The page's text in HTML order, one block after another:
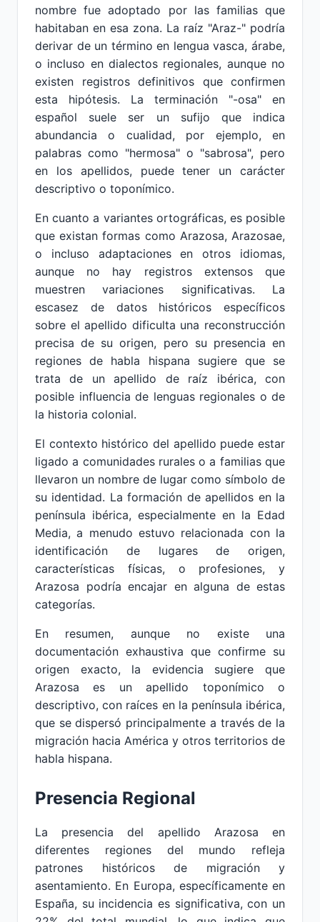
nombre fue adoptado por las familias que
habitaban en esa zona. La raíz "Araz-" podría
derivar de un término en lengua vasca, árabe,
o incluso en dialectos regionales, aunque no
existen registros definitivos que confirmen
esta hipótesis. La terminación "-osa" en
español suele ser un sufijo que indica
abundancia o cualidad, por ejemplo, en
palabras como "hermosa" o "sabrosa", pero
en los apellidos, puede tener un carácter
descriptivo o toponímico.
En cuanto a variantes ortográficas, es posible
que existan formas como Arazosa, Arazosae,
o incluso adaptaciones en otros idiomas,
aunque no hay registros extensos que
muestren variaciones significativas. La
escasez de datos históricos específicos
sobre el apellido dificulta una reconstrucción
precisa de su origen, pero su presencia en
regiones de habla hispana sugiere que se
trata de un apellido de raíz ibérica, con
posible influencia de lenguas regionales o de
la historia colonial.
El contexto histórico del apellido puede estar
ligado a comunidades rurales o a familias que
llevaron un nombre de lugar como símbolo de
su identidad. La formación de apellidos en la
península ibérica, especialmente en la Edad
Media, a menudo estuvo relacionada con la
identificación de lugares de origen,
características físicas, o profesiones, y
Arazosa podría encajar en alguna de estas
categorías.
En resumen, aunque no existe una
documentación exhaustiva que confirme su
origen exacto, la evidencia sugiere que
Arazosa es un apellido toponímico o
descriptivo, con raíces en la península ibérica,
que se dispersó principalmente a través de la
migración hacia América y otros territorios de
habla hispana.
Presencia Regional
La presencia del apellido Arazosa en
diferentes regiones del mundo refleja
patrones históricos de migración y
asentamiento. En Europa, específicamente en
España, su incidencia es significativa, con un